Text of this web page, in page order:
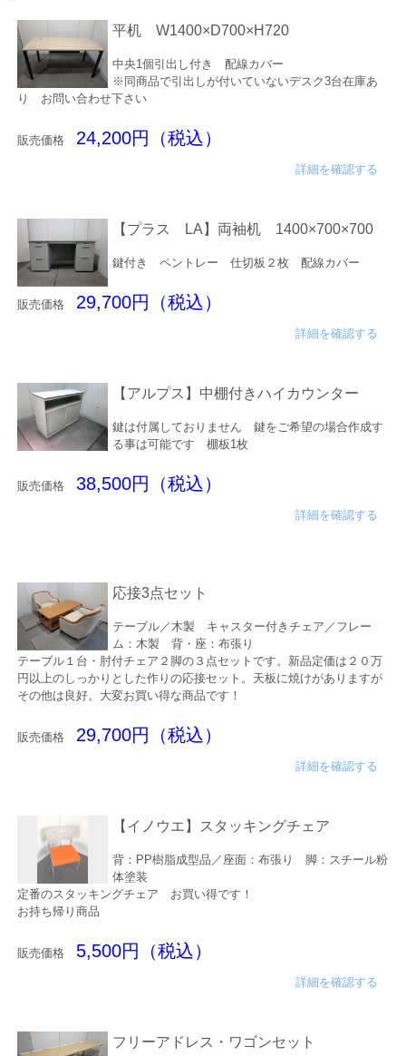
平机 W1400×D700×H720
中央1個引出し付き 配線カバー
※同商品で引出しが付いていないデスク3台在庫あ
り お問い合わせ下さい
販売価格 24,200円（税込）
詳細を確認する
【プラス LA】両袖机 1400×700×700
鍵付き ペントレー 仕切板２枚 配線カバー
販売価格 29,700円（税込）
詳細を確認する
【アルプス】中棚付きハイカウンター
鍵は付属しておりません 鍵をご希望の場合作成す
る事は可能です 棚板1枚
販売価格 38,500円（税込）
詳細を確認する
応接3点セット
テーブル／木製 キャスター付きチェア／フレー
ム：木製 背・座：布張り
テーブル１台・肘付チェア２脚の３点セットです。新品定価は２０万
円以上のしっかりとした作りの応接セット。天板に焼けがありますが
その他は良好。大変お買い得な商品です！
販売価格 29,700円（税込）
詳細を確認する
【イノウエ】スタッキングチェア
背：PP樹脂成型品／座面：布張り 脚：スチール粉
体塗装
定番のスタッキングチェア お買い得です！
お持ち帰り商品
販売価格 5,500円（税込）
詳細を確認する
フリーアドレス・ワゴンセット